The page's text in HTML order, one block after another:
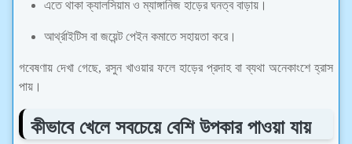
এতে থাকা ক্যালসিয়াম ও ম্যাঙ্গানিজ হাড়ের ঘনত্ব বাড়ায়।
আর্থ্রাইটিস বা জয়েন্ট পেইন কমাতে সহায়তা করে।
গবেষণায় দেখা গেছে, রসুন খাওয়ার ফলে হাড়ের প্রদাহ বা ব্যথা অনেকাংশে হ্রাস
পায়।
কীভাবে খেলে সবচেয়ে বেশি উপকার পাওয়া যায়